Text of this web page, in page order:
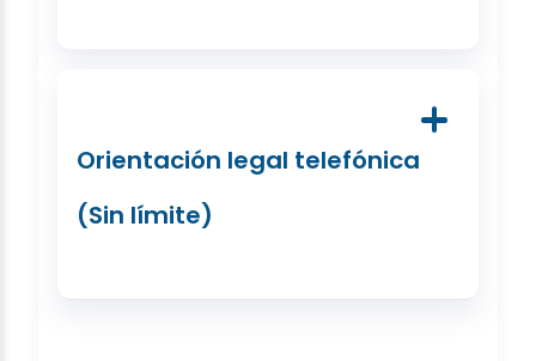
Orientación legal telefónica
(Sin límite)